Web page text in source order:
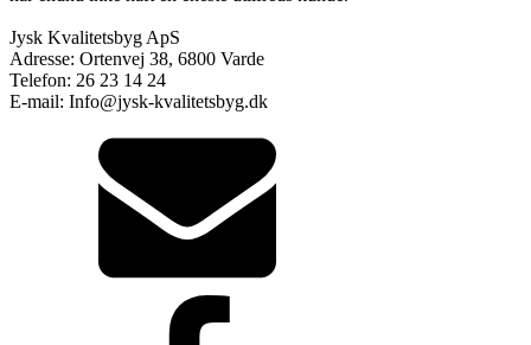
Jysk Kvalitetsbyg ApS
Adresse: Ortenvej 38, 6800 Varde
Telefon: 26 23 14 24
E-mail: Info@jysk-kvalitetsbyg.dk